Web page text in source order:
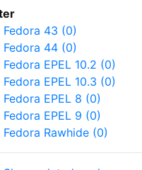
Fedora 43 (0)
Fedora 44 (0)
Fedora EPEL 10.2 (0)
Fedora EPEL 10.3 (0)
Fedora EPEL 8 (0)
Fedora EPEL 9 (0)
Fedora Rawhide (0)